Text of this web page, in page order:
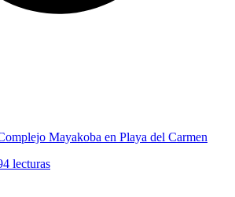
Mayakoba en Playa del Carmen
lecturas